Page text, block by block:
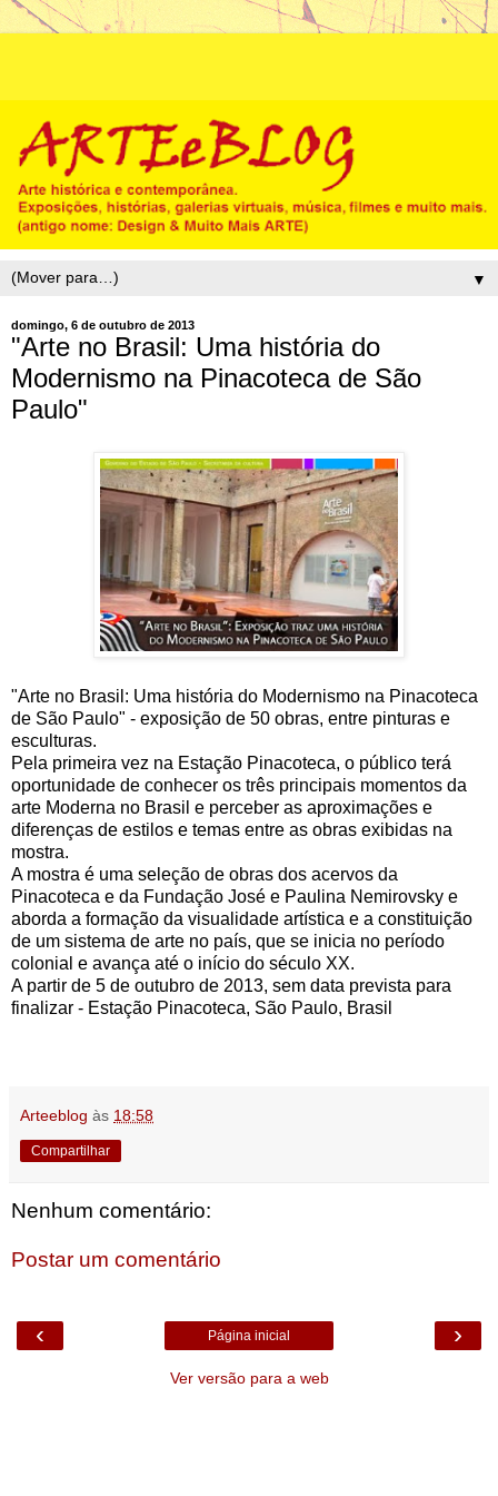
▼
domingo, 6 de outubro de 2013
"Arte no Brasil: Uma história do
Modernismo na Pinacoteca de São
Paulo"
"Arte no Brasil: Uma história do Modernismo na Pinacoteca
de São Paulo" - exposição de 50 obras, entre pinturas e
esculturas.
Pela primeira vez na Estação Pinacoteca, o público terá
oportunidade de conhecer os três principais momentos da
arte Moderna no Brasil e perceber as aproximações e
diferenças de estilos e temas entre as obras exibidas na
mostra.
A mostra é uma seleção de obras dos acervos da
Pinacoteca e da Fundação José e Paulina Nemirovsky e
aborda a formação da visualidade artística e a constituição
de um sistema de arte no país, que se inicia no período
colonial e avança até o início do século XX.
A partir de 5 de outubro de 2013, sem data prevista para
finalizar - Estação Pinacoteca, São Paulo, Brasil
Arteeblog às 18:58
Compartilhar
Nenhum comentário:
Postar um comentário
‹ ›
Página inicial
Ver versão para a web